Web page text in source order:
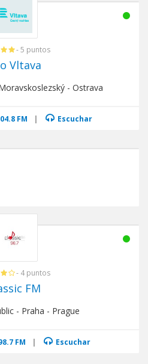
- 5 puntos
Vltava
- Ostrava
FM | Escuchar
- 4 puntos
FM
- Praha - Prague
FM | Escuchar